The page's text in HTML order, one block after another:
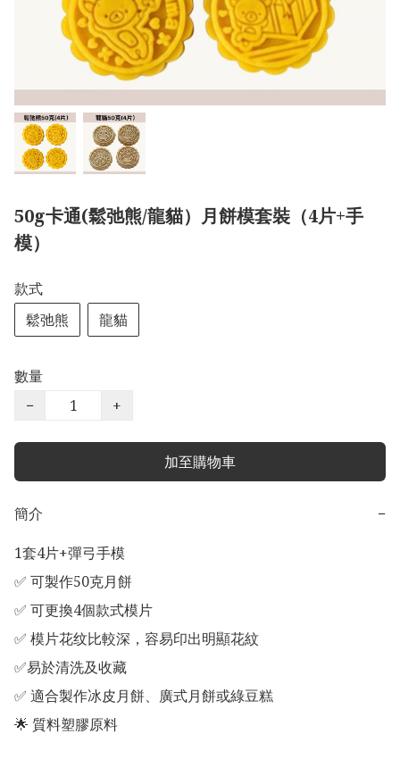
50g卡通(鬆弛熊/龍貓）月餅模套裝（4片+手
模）
款式
鬆弛熊
龍貓
數量
−
+
加至購物車
簡介
−
1套4片+彈弓手模
✅ 可製作50克月餅
✅ 可更換4個款式模片
✅ 模片花纹比較深，容易印出明顯花紋
✅易於清洗及收藏
✅ 適合製作冰皮月餅、廣式月餅或綠豆糕